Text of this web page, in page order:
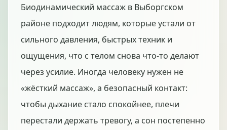
Биодинамический массаж в Выборгском
районе подходит людям, которые устали от
сильного давления, быстрых техник и
ощущения, что с телом снова что-то делают
через усилие. Иногда человеку нужен не
«жёсткий массаж», а безопасный контакт:
чтобы дыхание стало спокойнее, плечи
перестали держать тревогу, а сон постепенно